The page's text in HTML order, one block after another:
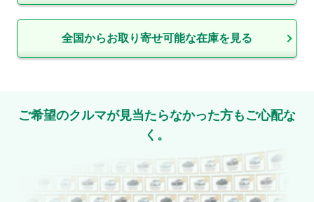
全国からお取り寄せ可能な在庫を見る
ご希望のクルマが見当たらなかった方もご心配な
く。